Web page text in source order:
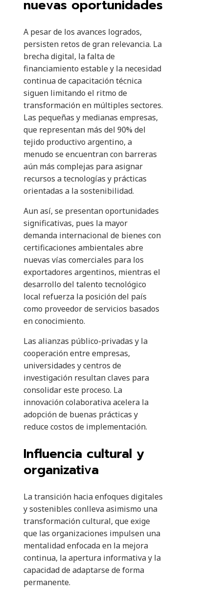
nuevas oportunidades
A pesar de los avances logrados,
persisten retos de gran relevancia. La
brecha digital, la falta de
financiamiento estable y la necesidad
continua de capacitación técnica
siguen limitando el ritmo de
transformación en múltiples sectores.
Las pequeñas y medianas empresas,
que representan más del 90% del
tejido productivo argentino, a
menudo se encuentran con barreras
aún más complejas para asignar
recursos a tecnologías y prácticas
orientadas a la sostenibilidad.
Aun así, se presentan oportunidades
significativas, pues la mayor
demanda internacional de bienes con
certificaciones ambientales abre
nuevas vías comerciales para los
exportadores argentinos, mientras el
desarrollo del talento tecnológico
local refuerza la posición del país
como proveedor de servicios basados
en conocimiento.
Las alianzas público-privadas y la
cooperación entre empresas,
universidades y centros de
investigación resultan claves para
consolidar este proceso. La
innovación colaborativa acelera la
adopción de buenas prácticas y
reduce costos de implementación.
Influencia cultural y
organizativa
La transición hacia enfoques digitales
y sostenibles conlleva asimismo una
transformación cultural, que exige
que las organizaciones impulsen una
mentalidad enfocada en la mejora
continua, la apertura informativa y la
capacidad de adaptarse de forma
permanente.